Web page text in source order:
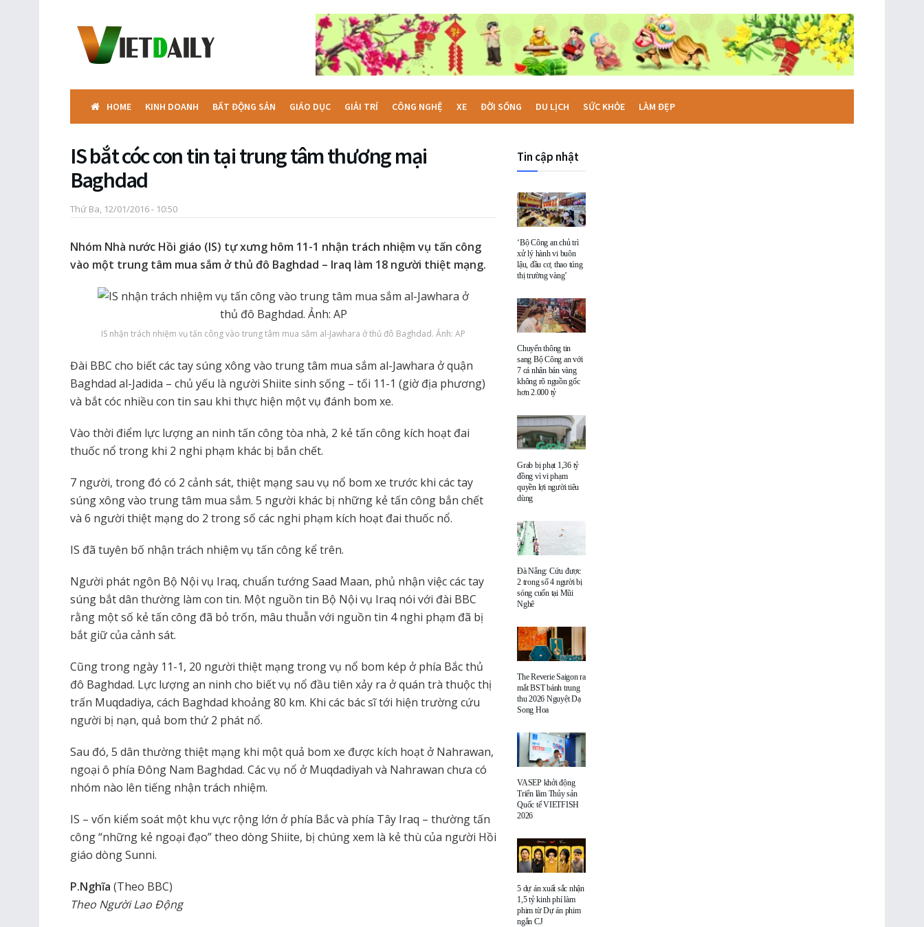
HOME KINH DOANH BẤT ĐỘNG SẢN GIÁO DỤC GIẢI TRÍ CÔNG NGHỆ XE ĐỜI SỐNG DU LỊCH SỨC KHỎE LÀM ĐẸP
IS bắt cóc con tin tại trung tâm thương mại
Baghdad
Thứ Ba, 12/01/2016 - 10:50
Nhóm Nhà nước Hồi giáo (IS) tự xưng hôm 11-1 nhận trách nhiệm vụ tấn công
vào một trung tâm mua sắm ở thủ đô Baghdad – Iraq làm 18 người thiệt mạng.
IS nhận trách nhiệm vụ tấn công vào trung tâm mua sắm al-Jawhara ở thủ đô Baghdad. Ảnh: AP
Đài BBC cho biết các tay súng xông vào trung tâm mua sắm al-Jawhara ở quận
Baghdad al-Jadida – chủ yếu là người Shiite sinh sống – tối 11-1 (giờ địa phương)
và bắt cóc nhiều con tin sau khi thực hiện một vụ đánh bom xe.
Vào thời điểm lực lượng an ninh tấn công tòa nhà, 2 kẻ tấn công kích hoạt đai
thuốc nổ trong khi 2 nghi phạm khác bị bắn chết.
7 người, trong đó có 2 cảnh sát, thiệt mạng sau vụ nổ bom xe trước khi các tay
súng xông vào trung tâm mua sắm. 5 người khác bị những kẻ tấn công bắn chết
và 6 người thiệt mạng do 2 trong số các nghi phạm kích hoạt đai thuốc nổ.
IS đã tuyên bố nhận trách nhiệm vụ tấn công kể trên.
Người phát ngôn Bộ Nội vụ Iraq, chuẩn tướng Saad Maan, phủ nhận việc các tay
súng bắt dân thường làm con tin. Một nguồn tin Bộ Nội vụ Iraq nói với đài BBC
rằng một số kẻ tấn công đã bỏ trốn, mâu thuẫn với nguồn tin 4 nghi phạm đã bị
bắt giữ của cảnh sát.
Cũng trong ngày 11-1, 20 người thiệt mạng trong vụ nổ bom kép ở phía Bắc thủ
đô Baghdad. Lực lượng an ninh cho biết vụ nổ đầu tiên xảy ra ở quán trà thuộc thị
trấn Muqdadiya, cách Baghdad khoảng 80 km. Khi các bác sĩ tới hiện trường cứu
người bị nạn, quả bom thứ 2 phát nổ.
Sau đó, 5 dân thường thiệt mạng khi một quả bom xe được kích hoạt ở Nahrawan,
ngoại ô phía Đông Nam Baghdad. Các vụ nổ ở Muqdadiyah và Nahrawan chưa có
nhóm nào lên tiếng nhận trách nhiệm.
IS – vốn kiểm soát một khu vực rộng lớn ở phía Bắc và phía Tây Iraq – thường tấn
công “những kẻ ngoại đạo” theo dòng Shiite, bị chúng xem là kẻ thù của người Hồi
giáo dòng Sunni.
P.Nghĩa (Theo BBC)
Theo Người Lao Động
Tin cập nhật
‘Bộ Công an chủ trì
xử lý hành vi buôn
lậu, đầu cơ, thao túng
thị trường vàng’
Chuyển thông tin
sang Bộ Công an với
7 cá nhân bán vàng
không rõ nguồn gốc
hơn 2.000 tỷ
Grab bị phạt 1,36 tỷ
đồng vì vi phạm
quyền lợi người tiêu
dùng
Đà Nẵng: Cứu được
2 trong số 4 người bị
sóng cuốn tại Mũi
Nghê
The Reverie Saigon ra
mắt BST bánh trung
thu 2026 Nguyệt Dạ
Song Hoa
VASEP khởi động
Triển lãm Thủy sản
Quốc tế VIETFISH
2026
5 dự án xuất sắc nhận
1,5 tỷ kinh phí làm
phim từ Dự án phim
ngắn CJ